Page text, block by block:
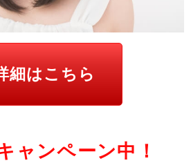
細はこちら
ャンペーン中！